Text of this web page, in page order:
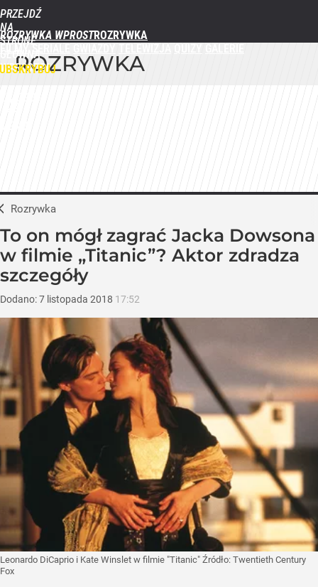
PRZEJDŹ
NA
STRONĘ
GŁÓWNĄ
WPROST.PL
ROZRYWKA WPROST
ROZRYWKA
Rozrywka
To on mógł zagrać Jacka Dowsona
w filmie „Titanic”? Aktor zdradza
szczegóły
Dodano:7 listopada 2018 17:52
Leonardo DiCaprio i Kate Winslet w filmie "Titanic" Źródło: Twentieth Century
Fox